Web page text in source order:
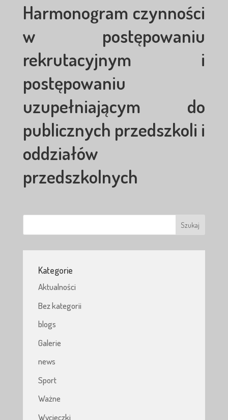
Harmonogram czynności
w postępowaniu
rekrutacyjnym i
postępowaniu
uzupełniającym do
publicznych przedszkoli i
oddziałów
przedszkolnych
Kategorie
Aktualności
Bez kategorii
blogs
Galerie
news
Sport
Ważne
Wycieczki